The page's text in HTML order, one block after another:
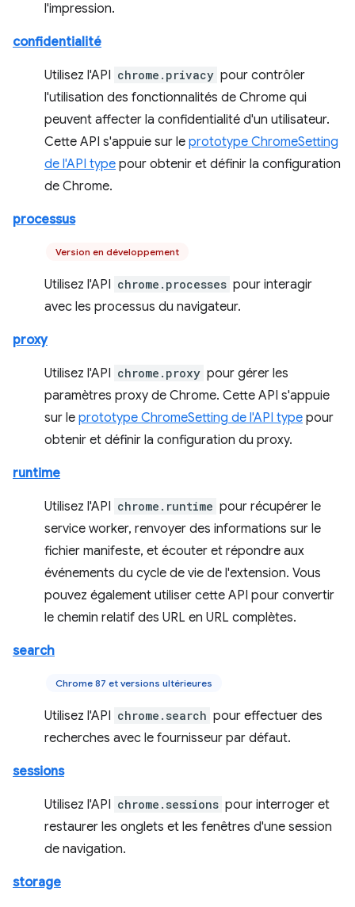
l'impression.
confidentialité
Utilisez l'API chrome.privacy pour contrôler
l'utilisation des fonctionnalités de Chrome qui
peuvent affecter la confidentialité d'un utilisateur.
Cette API s'appuie sur le prototype ChromeSetting
de l'API type pour obtenir et définir la configuration
de Chrome.
processus
Version en développement
Utilisez l'API chrome.processes pour interagir
avec les processus du navigateur.
proxy
Utilisez l'API chrome.proxy pour gérer les
paramètres proxy de Chrome. Cette API s'appuie
sur le prototype ChromeSetting de l'API type pour
obtenir et définir la configuration du proxy.
runtime
Utilisez l'API chrome.runtime pour récupérer le
service worker, renvoyer des informations sur le
fichier manifeste, et écouter et répondre aux
événements du cycle de vie de l'extension. Vous
pouvez également utiliser cette API pour convertir
le chemin relatif des URL en URL complètes.
search
Chrome 87 et versions ultérieures
Utilisez l'API chrome.search pour effectuer des
recherches avec le fournisseur par défaut.
sessions
Utilisez l'API chrome.sessions pour interroger et
restaurer les onglets et les fenêtres d'une session
de navigation.
storage